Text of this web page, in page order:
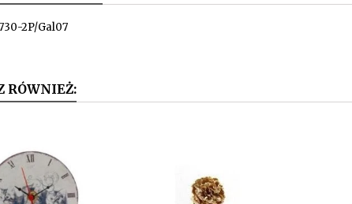
2P/Gal07
RÓWNIEŻ: